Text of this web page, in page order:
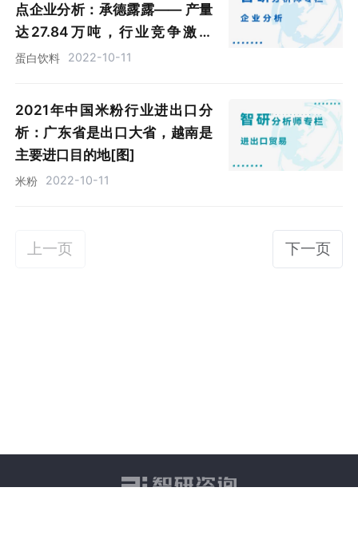
点企业分析：承德露露—— 产量
达27.84万吨，行业竞争激烈
[图]
蛋白饮料 2022-10-11
2021年中国米粉行业进出口分
析：广东省是出口大省，越南是
主要进口目的地[图]
米粉 2022-10-11
上一页 下一页